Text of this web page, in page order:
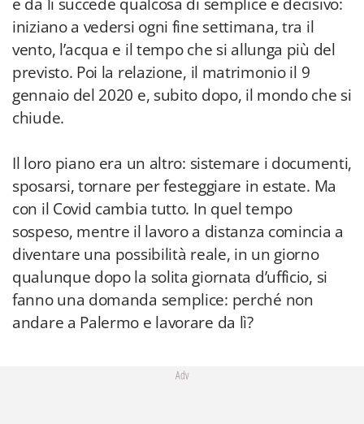
iniziano a vedersi ogni fine settimana, tra il
vento, l’acqua e il tempo che si allunga più del
previsto. Poi la relazione, il matrimonio il 9
gennaio del 2020 e, subito dopo, il mondo che si
chiude.
Il loro piano era un altro: sistemare i documenti,
sposarsi, tornare per festeggiare in estate. Ma
con il Covid cambia tutto. In quel tempo
sospeso, mentre il lavoro a distanza comincia a
diventare una possibilità reale, in un giorno
qualunque dopo la solita giornata d’ufficio, si
fanno una domanda semplice: perché non
andare a Palermo e lavorare da lì?
Adv